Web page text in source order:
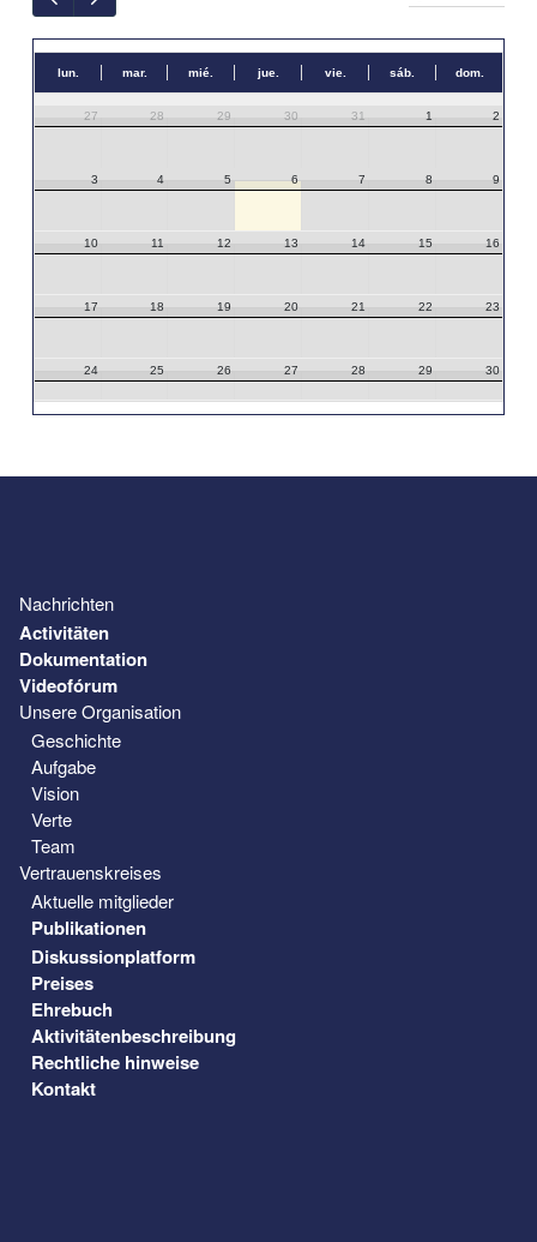
lun. mar. mié. jue. vie. sáb. dom.
27 28 29 30 31 1 2
3 4 5 6 7 8 9
10 11 12 13 14 15 16
17 18 19 20 21 22 23
24 25 26 27 28 29 30
Nachrichten
Activitäten
Dokumentation
Videofórum
Unsere Organisation
Geschichte
Aufgabe
Vision
Verte
Team
Vertrauenskreises
Aktuelle mitglieder
Publikationen
Diskussionplatform
Preises
Ehrebuch
Aktivitätenbeschreibung
Rechtliche hinweise
Kontakt